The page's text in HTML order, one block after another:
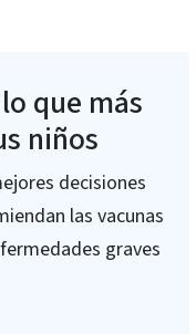
que más
niños
decisiones
las vacunas
graves